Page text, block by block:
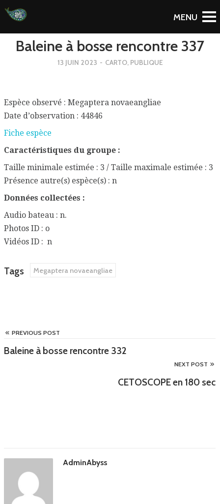
To Blog
Baleine à bosse rencontre 337
13 JUIN 2023 - CARTO, PUBLIQUE
Espèce observé : Megaptera novaeangliae
Date d’observation : 44846
Fiche espèce
Caractéristiques du groupe :
Taille minimale estimée : 3 / Taille maximale estimée : 3
Présence autre(s) espèce(s) : n
Données collectées :
Audio bateau : n.
Photos ID : o
Vidéos ID : n
Tags Megaptera novaeangliae
PREVIOUS POST
Baleine à bosse rencontre 332
NEXT POST
CETOSCOPE en 180 sec
AdminAbyss